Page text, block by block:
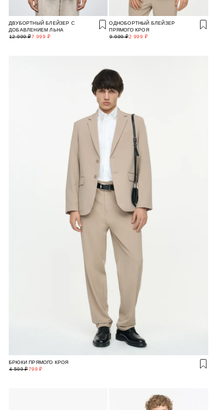
ДВУБОРТНЫЙ БЛЕЙЗЕР С
ДОБАВЛЕНИЕМ ЛЬНА
7 999 ₽
12 999 ₽
ОДНОБОРТНЫЙ БЛЕЙЗЕР
ПРЯМОГО КРОЯ
2 999 ₽
9 999 ₽
БРЮКИ ПРЯМОГО КРОЯ
799 ₽
4 599 ₽